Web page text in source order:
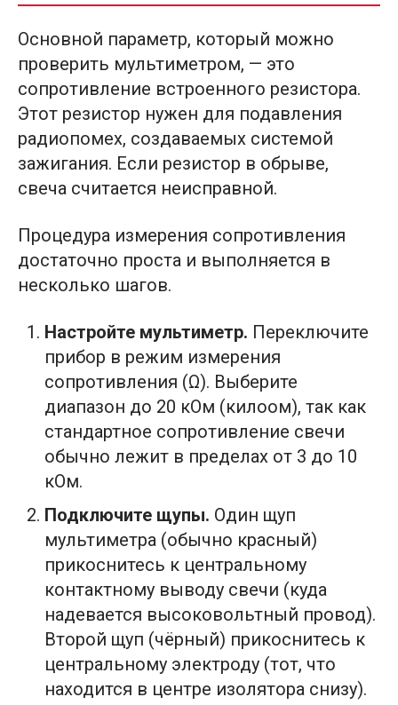
Основной параметр, который можно
проверить мультиметром, — это
сопротивление встроенного резистора.
Этот резистор нужен для подавления
радиопомех, создаваемых системой
зажигания. Если резистор в обрыве,
свеча считается неисправной.
Процедура измерения сопротивления
достаточно проста и выполняется в
несколько шагов.
Настройте мультиметр. Переключите
прибор в режим измерения
сопротивления (Ω). Выберите
диапазон до 20 кОм (килоом), так как
стандартное сопротивление свечи
обычно лежит в пределах от 3 до 10
кОм.
Подключите щупы. Один щуп
мультиметра (обычно красный)
прикоснитесь к центральному
контактному выводу свечи (куда
надевается высоковольтный провод).
Второй щуп (чёрный) прикоснитесь к
центральному электроду (тот, что
находится в центре изолятора снизу).